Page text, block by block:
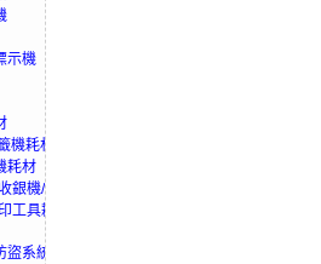
示機
機耗材
耗材
銀機/保全系統
工具耗材
盜系統